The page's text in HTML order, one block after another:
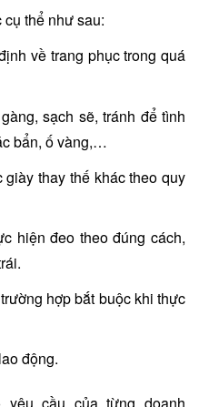
thể như sau:
về trang phục trong quá
sạch sẽ, tránh để tình
bẩn, ố vàng,…
thay thế khác theo quy
hiện đeo theo đúng cách,
hợp bắt buộc khi thực
động.